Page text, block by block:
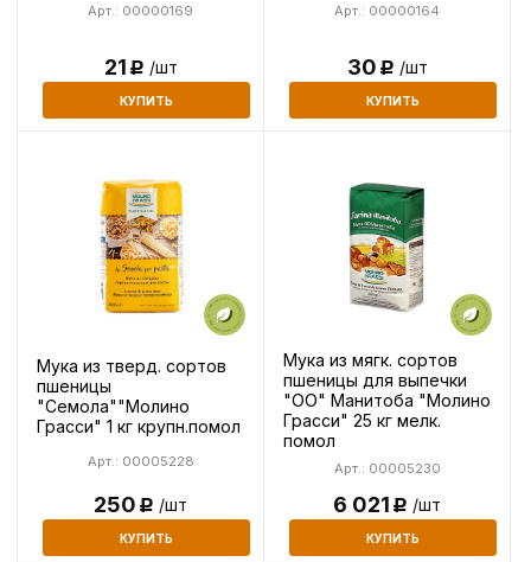
Арт.: 00000169
21Р /шт
КУПИТЬ
Арт.: 00000164
30Р /шт
КУПИТЬ
Мука из тверд. сортов
пшеницы
"Семола""Молино
Грасси" 1 кг крупн.помол
Арт.: 00005228
250Р /шт
КУПИТЬ
Мука из мягк. сортов
пшеницы для выпечки
"ОО" Манитоба "Молино
Грасси" 25 кг мелк.
помол
Арт.: 00005230
6 021Р /шт
КУПИТЬ